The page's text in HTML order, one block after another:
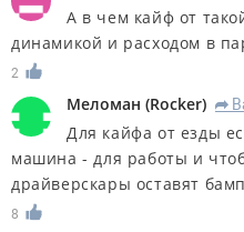
А в чем кайф от
динамикой и расходом в
2
Меломан (Rocker) R
Для кайфа от езды
машина - для работы и
драйверскары оставят
8